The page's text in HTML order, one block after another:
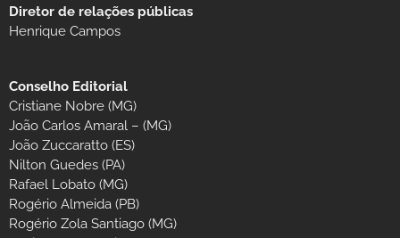
Diretor de relações públicas
Henrique Campos
Conselho Editorial
Cristiane Nobre (MG)
João Carlos Amaral – (MG)
João Zuccaratto (ES)
Nilton Guedes (PA)
Rafael Lobato (MG)
Rogério Almeida (PB)
Rogério Zola Santiago (MG)